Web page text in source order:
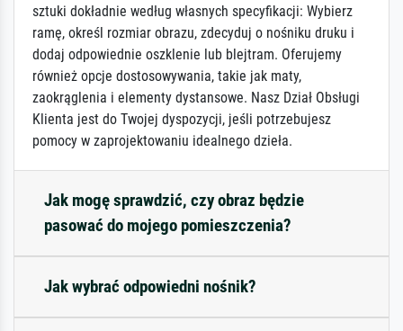
sztuki dokładnie według własnych specyfikacji: Wybierz
ramę, określ rozmiar obrazu, zdecyduj o nośniku druku i
dodaj odpowiednie oszklenie lub blejtram. Oferujemy
również opcje dostosowywania, takie jak maty,
zaokrąglenia i elementy dystansowe. Nasz Dział Obsługi
Klienta jest do Twojej dyspozycji, jeśli potrzebujesz
pomocy w zaprojektowaniu idealnego dzieła.
Jak mogę sprawdzić, czy obraz będzie
pasować do mojego pomieszczenia?
Jak wybrać odpowiedni nośnik?